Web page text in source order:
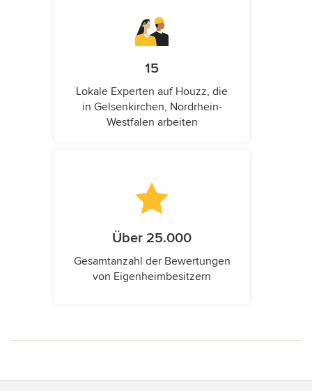
15
Lokale Experten auf Houzz, die
in Gelsenkirchen, Nordrhein-
Westfalen arbeiten
Über 25.000
Gesamtanzahl der Bewertungen
von Eigenheimbesitzern